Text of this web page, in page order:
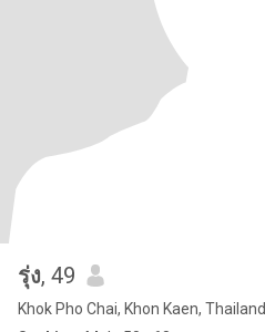
รุ่ง, 49
Khok Pho Chai, Khon Kaen, Thailand